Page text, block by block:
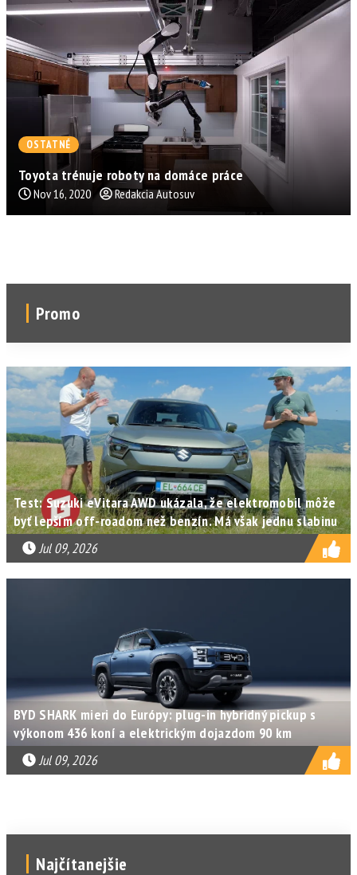
OSTATNÉ
Toyota trénuje roboty na domáce práce
Nov 16, 2020 Redakcia Autosuv
Promo
Test: Suzuki eVitara AWD ukázala, že elektromobil môže
byť lepším off-roadom než benzín. Má však jednu slabinu
Jul 09, 2026
BYD SHARK mieri do Európy: plug-in hybridný pickup s
výkonom 436 koní a elektrickým dojazdom 90 km
Jul 09, 2026
Najčítanejšie